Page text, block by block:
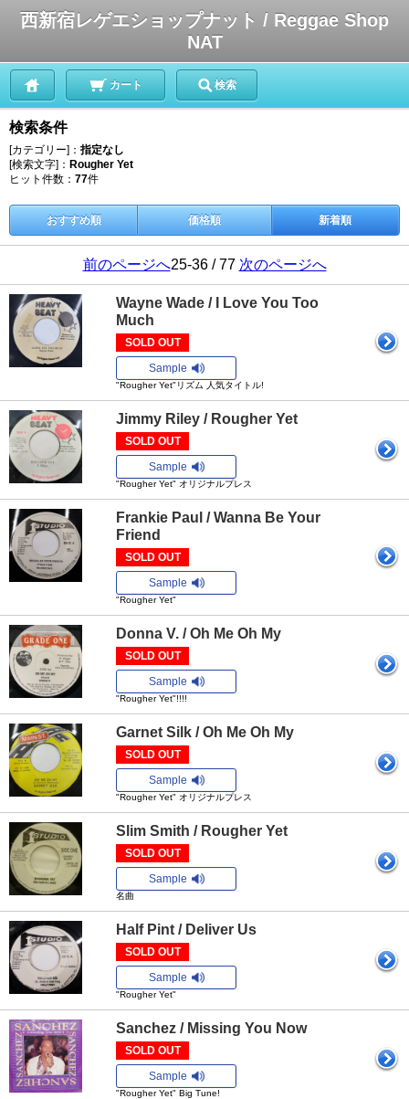
西新宿レゲエショップナット / Reggae Shop
NAT
カート 検索
検索条件
[カテゴリー]： 指定なし
[検索文字]： Rougher Yet
ヒット件数： 77件
おすすめ順 価格順 新着順
前のページへ25-36 / 77 次のページへ
Wayne Wade / I Love You Too
Much
SOLD OUT
Sample
"Rougher Yet"リズム 人気タイトル!
Jimmy Riley / Rougher Yet
SOLD OUT
Sample
"Rougher Yet" オリジナルプレス
Frankie Paul / Wanna Be Your
Friend
SOLD OUT
Sample
"Rougher Yet"
Donna V. / Oh Me Oh My
SOLD OUT
Sample
"Rougher Yet"!!!!
Garnet Silk / Oh Me Oh My
SOLD OUT
Sample
"Rougher Yet" オリジナルプレス
Slim Smith / Rougher Yet
SOLD OUT
Sample
名曲
Half Pint / Deliver Us
SOLD OUT
Sample
"Rougher Yet"
Sanchez / Missing You Now
SOLD OUT
Sample
"Rougher Yet" Big Tune!